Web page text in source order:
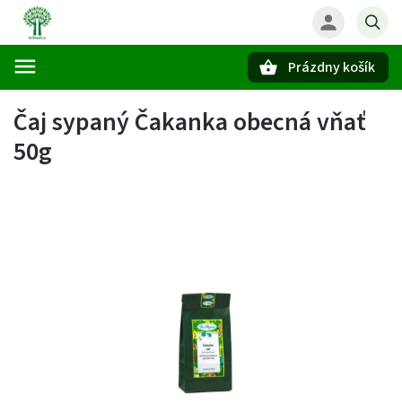
Prázdny košík
Čaj sypaný Čakanka obecná vňať
50g